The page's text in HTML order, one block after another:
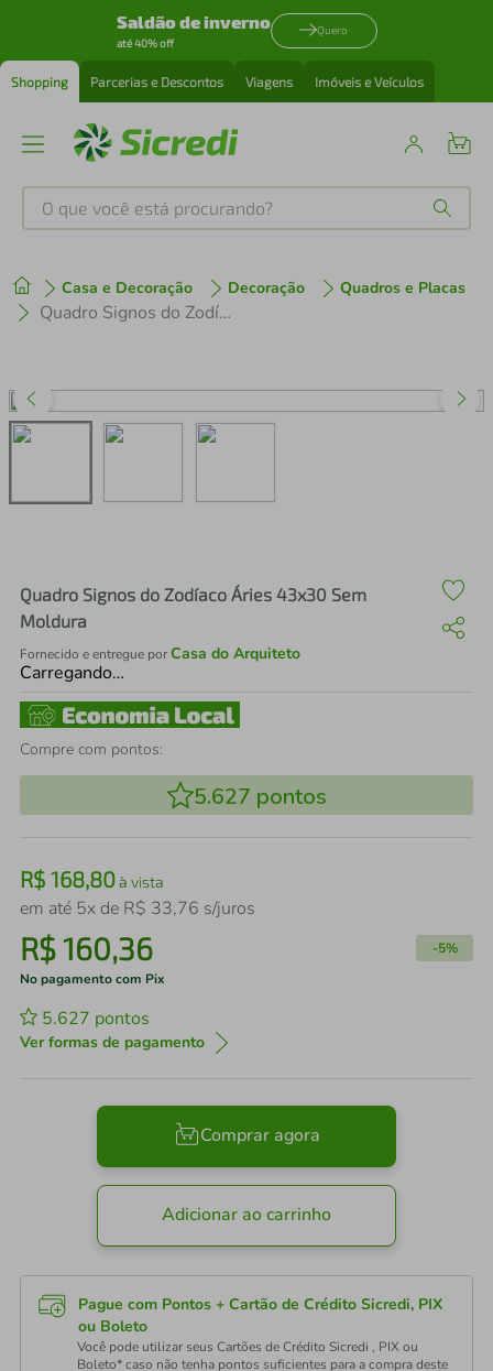
Saldão de inverno
até 40% off
Quero
Shopping Parcerias e Descontos Viagens Imóveis e Veículos
O que você está procurando?
Casa e Decoração Decoração Quadros e Placas
Quadro Signos do Zodíaco Áries 43x30 Sem Moldura
Quadro Signos do Zodíaco Áries 43x30 Sem
Moldura
Fornecido e entregue porCasa do Arquiteto
Carregando…
Compre com pontos:
5.627 pontos
R$ 168,80à vista
em até 5x de R$ 33,76 s/juros
R$160,36 -5%
No pagamento com Pix
5.627 pontos
Ver formas de pagamento
Comprar agora
Adicionar ao carrinho
Pague com Pontos + Cartão de Crédito Sicredi, PIX
ou Boleto
Você pode utilizar seus Cartões de Crédito Sicredi , PIX ou
Boleto* caso não tenha pontos suficientes para a compra deste
1º tenis
perfume